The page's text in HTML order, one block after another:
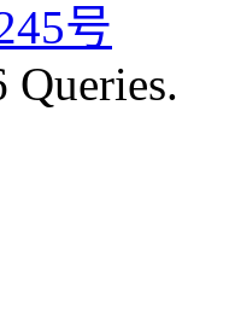
号
Queries.